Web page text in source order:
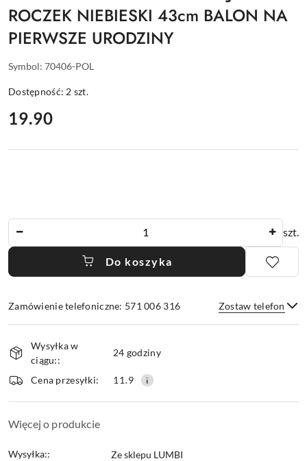
ROCZEK NIEBIESKI 43cm BALON NA
PIERWSZE URODZINY
Symbol: 70406-POL
Dostępność: 2 szt.
cena:
19.90
szt.
Do koszyka
Zamówienie telefoniczne: 571 006 316 Zostaw telefon
Dostępność
i
dostawa
Wysyłka w
ciągu::
24 godziny
Cena przesyłki: 11.9
Więcej o produkcie
Wysyłka:: Ze sklepu LUMBI